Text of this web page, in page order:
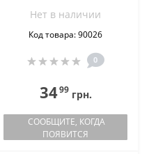
Нет в наличии
Код товара: 90026
0
3499грн.
СООБЩИТЕ, КОГДА
ПОЯВИТСЯ